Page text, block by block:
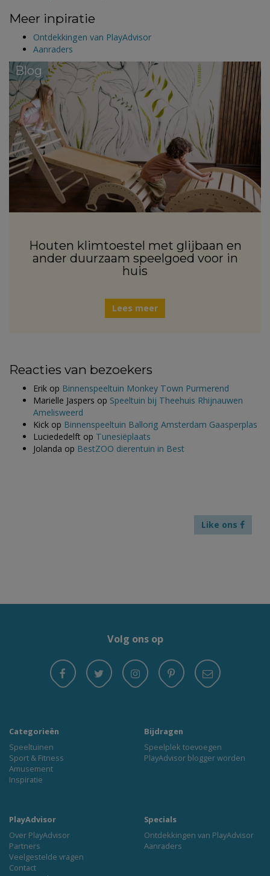
Meer inpiratie
Ontdekkingen van PlayAdvisor
Aanraders
Blog
Houten klimtoestel met glijbaan en
ander duurzaam speelgoed voor in
huis
Lees meer
Reacties van bezoekers
Erik op Binnenspeeltuin Monkey Town Purmerend
Marielle Jaspers op Speeltuin bij Theehuis Rhijnauwen
Amelisweerd
Kick op Binnenspeeltuin Ballorig Amsterdam Gaasperplas
Luciededelft op Tunesiëplaats
Jolanda op BestZOO dierentuin in Best
Like ons
Volg ons op
Categorieën
Speeltuinen
Sport & Fitness
Amusement
Inspiratie
Bijdragen
Speelplek toevoegen
PlayAdvisor blogger worden
PlayAdvisor
Over PlayAdvisor
Partners
Veelgestelde vragen
Contact
Specials
Ontdekkingen van PlayAdvisor
Aanraders